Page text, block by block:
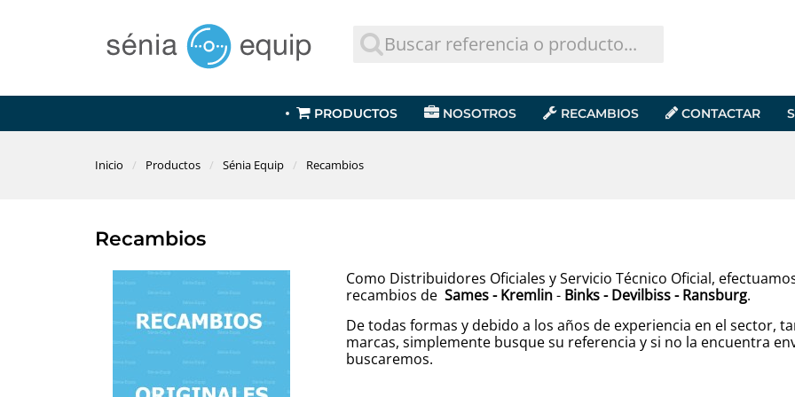
PRODUCTOS NOSOTROS RECAMBIOS CONTACTAR
Inicio Productos Sénia Equip Recambios
Recambios
Como Distribuidores Oficiales y Servicio Técnico Oficial,
recambios de Sames - Kremlin- Binks - Devilbiss - Ransburg.
De todas formas y debido a los años de experiencia en el sector,
marcas, simplemente busque su referencia y si no la encuentra
buscaremos.